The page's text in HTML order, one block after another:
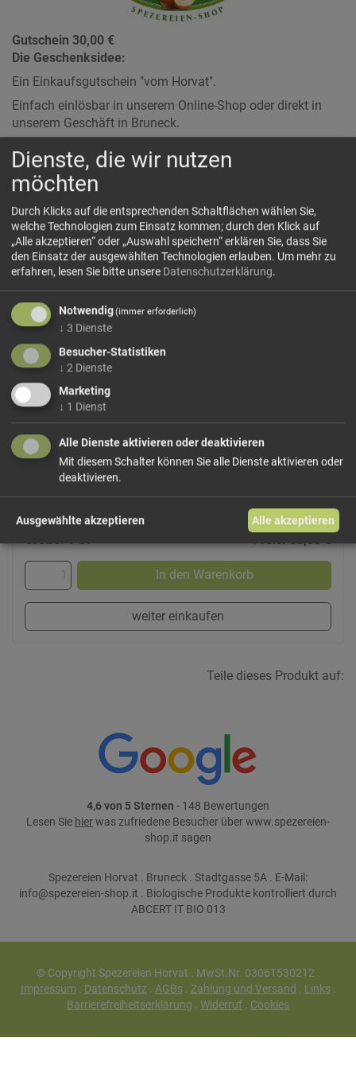
Gutschein 30,00 €
Die Geschenksidee:
Ein Einkaufsgutschein "vom Horvat".
Einfach einlösbar in unserem Online-Shop oder direkt in
unserem Geschäft in Bruneck.
Legen Sie den Gutschein "vom Horvat" wie ein normales
Produkt in den Warenkorb.
Nach Bezahlung der Bestellung erhalten Sie eine
Bestätigungsmail mit dem Gutschein als Anlage in Form
einer PDF-Datei an die angegebene E-Mailadresse
zugeschickt.
- Produkte auswählen und in den Warenkorb legen
- den Gutscheincode in das dafür vorgesehene Feld im
Warenkorb eingeben und auf einlösen klicken
- der Gutscheinbetrag wird automatisch vom geschuldeten
Betrag abgezogen
- Übersteigt der Gutschweinwert den geschuldeten Betrag
bleibt der Rest natürlich erhalten und kann das
nächste Mal verwendet werden
- Reicht der Gutscheinwert nicht aus um den geschuldeten
Betrag zu decken bezahlen Sie die Differenz wie
gewohnt.
In den Warenkorb
weiter einkaufen
Teile dieses Produkt auf:
4,6 von 5 Sternen - 148 Bewertungen
Lesen Sie hierwas zufriedene Besucher über www.spezereien-
shop.it sagen
Spezereien Horvat . Bruneck . Stadtgasse 5A . E-Mail:
info@spezereien-shop.it . Biologische Produkte kontrolliert durch
ABCERT IT BIO 013
© Copyright Spezereien Horvat . MwSt.Nr. 03061530212 .
Impressum. Datenschutz. AGBs. Zahlung und Versand . Links.
Barrierefreiheitserklärung . Widerruf . Cookies
Dienste, die wir nutzen
möchten
Durch Klicks auf die entsprechenden Schaltflächen wählen Sie,
welche Technologien zum Einsatz kommen; durch den Klick auf
„Alle akzeptieren“ oder „Auswahl speichern“ erklären Sie, dass Sie
den Einsatz der ausgewählten Technologien erlauben. Um mehr zu
erfahren, lesen Sie bitte unsere Datenschutzerklärung.
Notwendig(immer erforderlich)
↓ 3 Dienste
Besucher-Statistiken
↓ 2 Dienste
Marketing
↓ 1 Dienst
Alle Dienste aktivieren oder deaktivieren
Mit diesem Schalter können Sie alle Dienste aktivieren oder
deaktivieren.
Ausgewählte akzeptieren Alle akzeptieren